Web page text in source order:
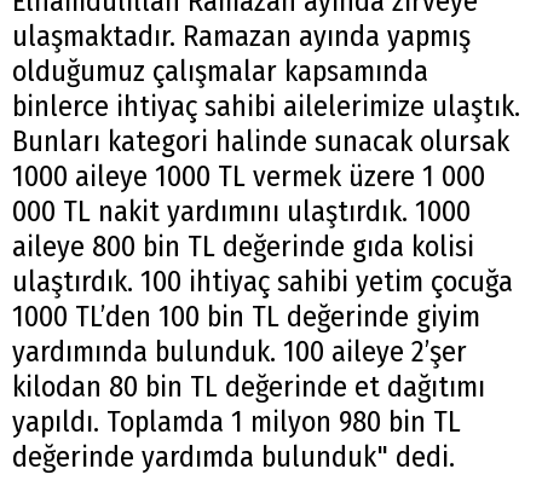
ulaşmaktadır. Ramazan ayında yapmış
olduğumuz çalışmalar kapsamında
binlerce ihtiyaç sahibi ailelerimize ulaştık.
Bunları kategori halinde sunacak olursak
1000 aileye 1000 TL vermek üzere 1 000
000 TL nakit yardımını ulaştırdık. 1000
aileye 800 bin TL değerinde gıda kolisi
ulaştırdık. 100 ihtiyaç sahibi yetim çocuğa
1000 TL’den 100 bin TL değerinde giyim
yardımında bulunduk. 100 aileye 2’şer
kilodan 80 bin TL değerinde et dağıtımı
yapıldı. Toplamda 1 milyon 980 bin TL
değerinde yardımda bulunduk" dedi.